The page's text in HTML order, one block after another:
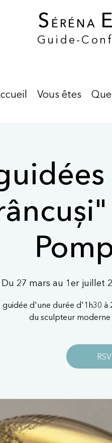
S ÉRÉNA E
Guide-
Vous êtes
Du 27 mars au 1er juillet
guidée d'une durée d'1h30
du sculpteur moderne